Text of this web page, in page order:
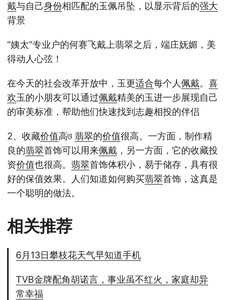
戴与自己身份相匹配的玉佩吊坠，以显示背后的强大
背景
“姨太”专业户的何赛飞戴上翡翠之后，端庄妩媚，美
得动人心弦！
在今天的社会改革开放中，玉更适合每个人佩戴。 喜
欢玉的小朋友可以通过佩戴精美的玉进一步展现自己
的审美标准，帮助他们快速找到志趣相投的伴侣
2、收藏价值高𞓜 翡翠的价值很高。一方面，制作精
良的翡翠首饰可以用来佩戴 ，另一方面，它的收藏投
资价值也很高。 翡翠首饰体积小，易于储存，具有很
好的保值效果。人们知道如何购买翡翠首饰，这真是
一个聪明的做法。
相关推荐
6月13日攀枝花天气早知道手机
TVB金牌配角胡诺言，事业虽不红火，家庭却异
常幸福